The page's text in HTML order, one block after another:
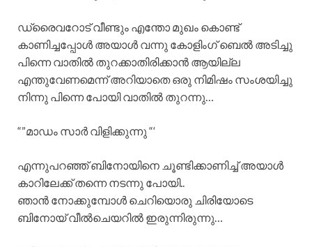
ഡ്രൈവറോട് വീണ്ടും എന്തോ മുഖം കൊണ്ട്
കാണിച്ചപ്പോൾ അയാൾ വന്നു കോളിംഗ് ബെൽ അടിച്ചു
പിന്നെ വാതിൽ തുറക്കാതിരിക്കാൻ ആയില്ല
എന്തുവേണമെന്ന് അറിയാതെ ഒരു നിമിഷം സംശയിച്ചു
നിന്നു പിന്നെ പോയി വാതിൽ തുറന്നു…
“”മാഡം സാർ വിളിക്കുന്നു “‘
എന്നുപറഞ്ഞ് ബിനോയിനെ ചൂണ്ടിക്കാണിച്ച് അയാൾ
കാറിലേക്ക് തന്നെ നടന്നു പോയി..
ഞാൻ നോക്കുമ്പോൾ ചെറിയൊരു ചിരിയോടെ
ബിനോയ് വീൽചെയറിൽ ഇരുന്നിരുന്നു…